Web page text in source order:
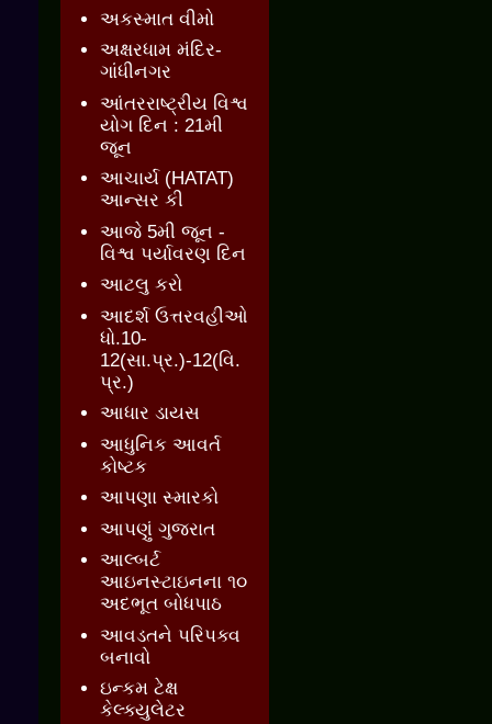
અકસ્માત વીમો
અક્ષરધામ મંદિર-
ગાંધીનગર
આંતરરાષ્ટ્રીય વિશ્વ
યોગ દિન : 21મી
જૂન
આચાર્ય (HATAT)
આન્સર કી
આજે 5મી જૂન -
વિશ્વ પર્યાવરણ દિન
આટલુ કરો
આદર્શ ઉત્તરવહીઓ
ધો.10-
12(સા.પ્ર.)-12(વિ.
પ્ર.)
આધાર ડાયસ
આધુનિક આવર્ત
કોષ્ટક
આપણા સ્મારકો
આપણું ગુજરાત
આલ્બર્ટ
આઇનસ્ટાઇનના ૧૦
અદભૂત બોધપાઠ
આવડતને પરિપક્વ
બનાવો
ઇન્કમ ટેક્ષ
કેલ્ક્યુલેટર